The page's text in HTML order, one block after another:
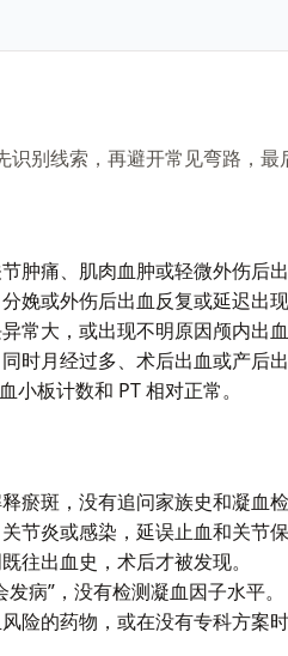
识别线索，再避开常见弯路，最
肿痛、肌肉血肿或轻微外伤后
娩或外伤后出血反复或延迟出
常大，或出现不明原因颅内出
时月经过多、术后出血或产后
小板计数和 PT 相对正常。
瘀斑，没有追问家族史和凝血
节炎或感染，延误止血和关节
往出血史，术后才被发现。
病”，没有检测凝血因子水平。
险的药物，或在没有专科方案